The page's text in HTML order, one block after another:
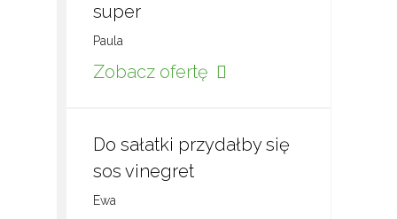
super
Paula
Zobacz ofertę
Do sałatki przydałby się
sos vinegret
Ewa